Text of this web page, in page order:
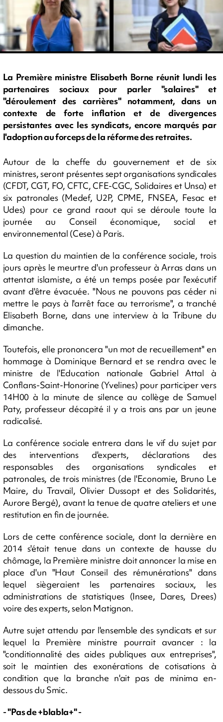
La Première ministre Elisabeth Borne réunit lundi les
partenaires sociaux pour parler "salaires" et
"déroulement des carrières" notamment, dans un
contexte de forte inflation et de divergences
persistantes avec les syndicats, encore marqués par
l'adoption au forceps de la réforme des retraites.
Autour de la cheffe du gouvernement et de six
ministres, seront présentes sept organisations syndicales
(CFDT, CGT, FO, CFTC, CFE-CGC, Solidaires et Unsa) et
six patronales (Medef, U2P, CPME, FNSEA, Fesac et
Udes) pour ce grand raout qui se déroule toute la
journée au Conseil économique, social et
environnemental (Cese) à Paris.
La question du maintien de la conférence sociale, trois
jours après le meurtre d'un professeur à Arras dans un
attentat islamiste, a été un temps posée par l'exécutif
avant d'être évacuée. "Nous ne pouvons pas céder ni
mettre le pays à l'arrêt face au terrorisme", a tranché
Elisabeth Borne, dans une interview à la Tribune du
dimanche.
Toutefois, elle prononcera "un mot de recueillement" en
hommage à Dominique Bernard et se rendra avec le
ministre de l'Education nationale Gabriel Attal à
Conflans-Saint-Honorine (Yvelines) pour participer vers
14H00 à la minute de silence au collège de Samuel
Paty, professeur décapité il y a trois ans par un jeune
radicalisé.
La conférence sociale entrera dans le vif du sujet par
des interventions d'experts, déclarations des
responsables des organisations syndicales et
patronales, de trois ministres (de l'Economie, Bruno Le
Maire, du Travail, Olivier Dussopt et des Solidarités,
Aurore Bergé), avant la tenue de quatre ateliers et une
restitution en fin de journée.
Lors de cette conférence sociale, dont la dernière en
2014 s'était tenue dans un contexte de hausse du
chômage, la Première ministre doit annoncer la mise en
place d'un "Haut Conseil des rémunérations" dans
lequel siègeraient les partenaires sociaux, les
administrations de statistiques (Insee, Dares, Drees)
voire des experts, selon Matignon.
Autre sujet attendu par l'ensemble des syndicats et sur
lequel la Première ministre pourrait avancer : la
"conditionnalité des aides publiques aux entreprises",
soit le maintien des exonérations de cotisations à
condition que la branche n'ait pas de minima en-
dessous du Smic.
- "Pas de +blabla+" -